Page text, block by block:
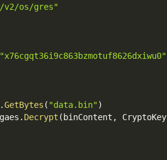
v2/os/gres"
"x76cgqt36i9c863bzmotuf8626dxiwu0"
.GetBytes ( "data.bin")
gaes . Decrypt (binContent , CryptoKey